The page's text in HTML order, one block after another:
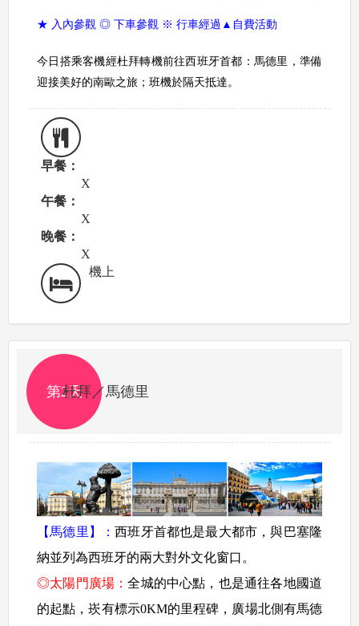
★ 入內參觀 ◎ 下車參觀 ※ 行車經過▲自費活動
今日搭乘客機經杜拜轉機前往西班牙首都：馬德里，準備
迎接美好的南歐之旅；班機於隔天抵達。
早餐：
X
午餐：
X
晚餐：
X
機上
第2天
杜拜／馬德里
【馬德里】：西班牙首都也是最大都市，與巴塞隆
納並列為西班牙的兩大對外文化窗口。
◎太陽門廣場：全城的中心點，也是通往各地國道
的起點，崁有標示0KM的里程碑，廣場北側有馬德